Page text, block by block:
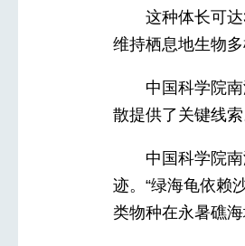
这种体长可
维持栖息地生物多
中国科学院
散提供了关键线索
中国科学院
迹。“绿海龟依赖
类物种在永暑礁